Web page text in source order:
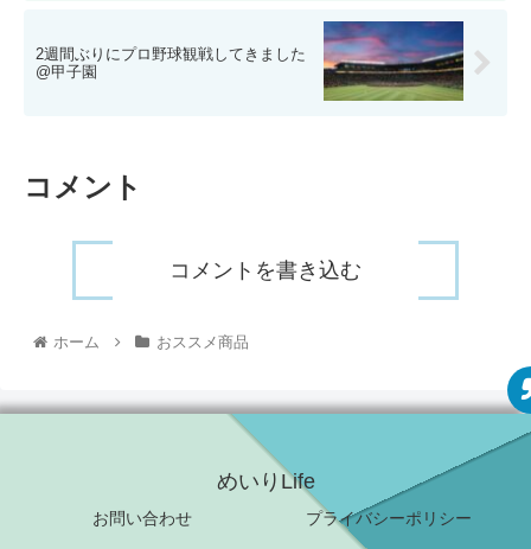
2週間ぶりにプロ野球観戦してきました
@甲子園
コメント
コメントを書き込む
ホーム おススメ商品
めいりLife
お問い合わせ プライバシーポリシー